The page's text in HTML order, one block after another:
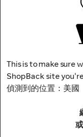
地址：台北市松山
隱
This is to make sure
ShopBack site
偵測到的位置：美國